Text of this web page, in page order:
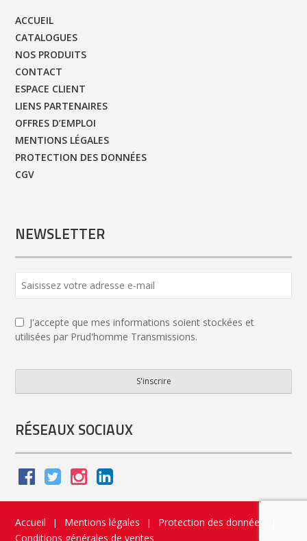
ACCUEIL
CATALOGUES
NOS PRODUITS
CONTACT
ESPACE CLIENT
LIENS PARTENAIRES
OFFRES D’EMPLOI
MENTIONS LÉGALES
PROTECTION DES DONNÉES
CGV
NEWSLETTER
J'accepte que mes informations soient stockées et
utilisées par Prud'homme Transmissions.
S'inscrire
Number *
RÉSEAUX SOCIAUX
Accueil | Mentions légales | Protection des données
Conditions générales de ventes